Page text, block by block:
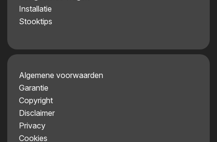
Installatie
Stooktips
Algemene voorwaarden
Garantie
Copyright
Disclaimer
Privacy
Cookies